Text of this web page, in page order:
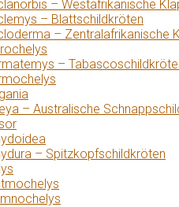
– Westafrikanische
– Blattschildkröten
– Zentralafrikanische
–
– Australische
– Spitzkopfschildkröten